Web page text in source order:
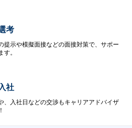
考
提示や模擬面接などの面接対策で、サポー
す。
社
、入社日などの交渉もキャリアアドバイザ